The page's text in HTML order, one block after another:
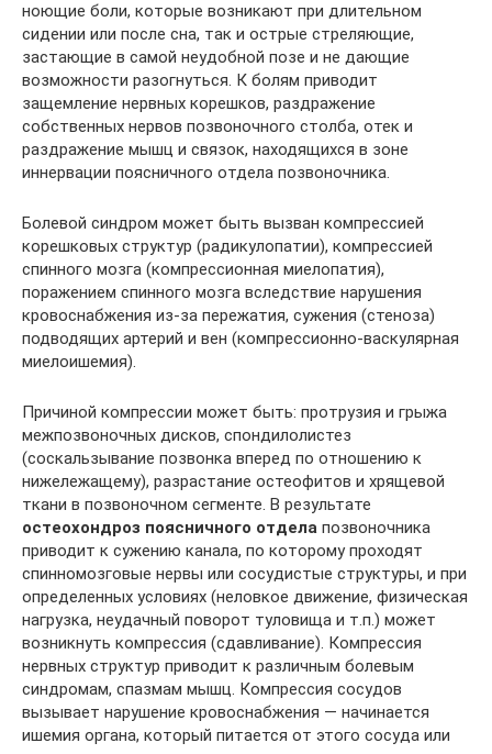
ноющие боли, которые возникают при длительном
сидении или после сна, так и острые стреляющие,
застающие в самой неудобной позе и не дающие
возможности разогнуться. К болям приводит
защемление нервных корешков, раздражение
собственных нервов позвоночного столба, отек и
раздражение мышц и связок, находящихся в зоне
иннервации поясничного отдела позвоночника.
Болевой синдром может быть вызван компрессией
корешковых структур (радикулопатии), компрессией
спинного мозга (компрессионная миелопатия),
поражением спинного мозга вследствие нарушения
кровоснабжения из-за пережатия, сужения (стеноза)
подводящих артерий и вен (компрессионно-васкулярная
миелоишемия).
Причиной компрессии может быть: протрузия и грыжа
межпозвоночных дисков, спондилолистез
(соскальзывание позвонка вперед по отношению к
нижележащему), разрастание остеофитов и хрящевой
ткани в позвоночном сегменте. В результате
остеохондроз поясничного отдела позвоночника
приводит к сужению канала, по которому проходят
спинномозговые нервы или сосудистые структуры, и при
определенных условиях (неловкое движение, физическая
нагрузка, неудачный поворот туловища и т.п.) может
возникнуть компрессия (сдавливание). Компрессия
нервных структур приводит к различным болевым
синдромам, спазмам мышц. Компрессия сосудов
вызывает нарушение кровоснабжения — начинается
ишемия органа, который питается от этого сосуда или